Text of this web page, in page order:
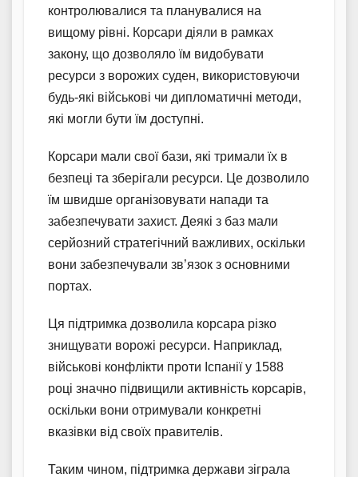
контролювалися та планувалися на
вищому рівні. Корсари діяли в рамках
закону, що дозволяло їм видобувати
ресурси з ворожих суден, використовуючи
будь-які військові чи дипломатичні методи,
які могли бути їм доступні.
Корсари мали свої бази, які тримали їх в
безпеці та зберігали ресурси. Це дозволило
їм швидше організовувати напади та
забезпечувати захист. Деякі з баз мали
серйозний стратегічний важливих, оскільки
вони забезпечували зв’язок з основними
портах.
Ця підтримка дозволила корсара різко
знищувати ворожі ресурси. Наприклад,
військові конфлікти проти Іспанії у 1588
році значно підвищили активність корсарів,
оскільки вони отримували конкретні
вказівки від своїх правителів.
Таким чином, підтримка держави зіграла